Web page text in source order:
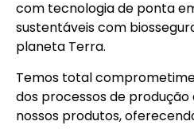
com tecnologia de ponta
sustentáveis com
planeta Terra.
Temos total
dos processos de produção
nossos produtos,